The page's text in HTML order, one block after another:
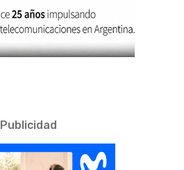
Publicidad